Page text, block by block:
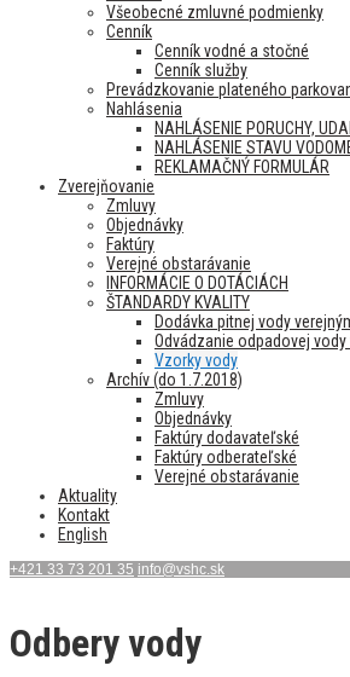
Všeobecné zmluvné podmienky
Cenník
Cenník vodné a stočné
Cenník služby
Prevádzkovanie plateného
Nahlásenia
NAHLÁSENIE PORUCHY,
NAHLÁSENIE STAVU
REKLAMAČNÝ FORMULÁR
Zverejňovanie
Zmluvy
Objednávky
Faktúry
Verejné obstarávanie
INFORMÁCIE O DOTÁCIÁCH
ŠTANDARDY KVALITY
Dodávka pitnej vody
Odvádzanie odpadovej
Vzorky vody
Archív (do 1.7.2018)
Zmluvy
Objednávky
Faktúry dodavateľské
Faktúry odberateľské
Verejné obstarávanie
Aktuality
Kontakt
English
+421 33 73 201 35 info@vshc.sk
Odbery vody